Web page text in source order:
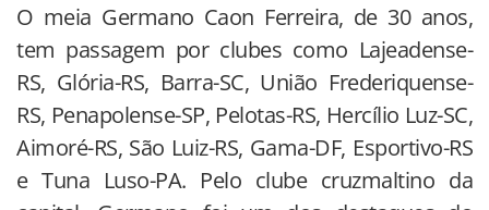
O meia Germano Caon Ferreira, de 30 anos,
tem passagem por clubes como Lajeadense-
RS, Glória-RS, Barra-SC, União Frederiquense-
RS, Penapolense-SP, Pelotas-RS, Hercílio Luz-SC,
Aimoré-RS, São Luiz-RS, Gama-DF, Esportivo-RS
e Tuna Luso-PA. Pelo clube cruzmaltino da